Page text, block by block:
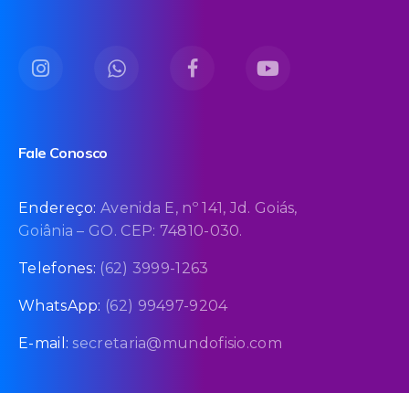
Fale Conosco
Endereço:Avenida E, nº 141, Jd. Goiás,
Goiânia – GO. CEP: 74810-030.
Telefones: (62) 3999-1263
WhatsApp: (62) 99497-9204
E-mail: secretaria@mundofisio.com